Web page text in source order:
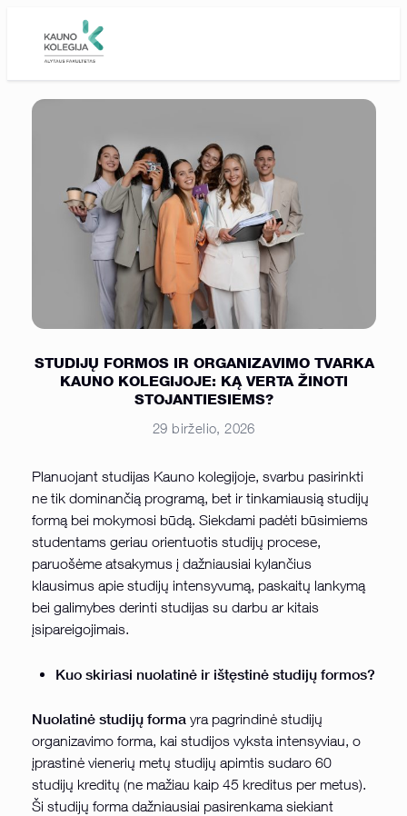
STUDIJŲ FORMOS IR ORGANIZAVIMO TVARKA
KAUNO KOLEGIJOJE: KĄ VERTA ŽINOTI
STOJANTIESIEMS?
29 birželio, 2026
Planuojant studijas Kauno kolegijoje, svarbu pasirinkti
ne tik dominančią programą, bet ir tinkamiausią studijų
formą bei mokymosi būdą. Siekdami padėti būsimiems
studentams geriau orientuotis studijų procese,
paruošėme atsakymus į dažniausiai kylančius
klausimus apie studijų intensyvumą, paskaitų lankymą
bei galimybes derinti studijas su darbu ar kitais
įsipareigojimais.
Kuo skiriasi nuolatinė ir ištęstinė studijų formos?
Nuolatinė studijų forma yra pagrindinė studijų
organizavimo forma, kai studijos vyksta intensyviau, o
įprastinė vienerių metų studijų apimtis sudaro 60
studijų kreditų (ne mažiau kaip 45 kreditus per metus).
Ši studijų forma dažniausiai pasirenkama siekiant